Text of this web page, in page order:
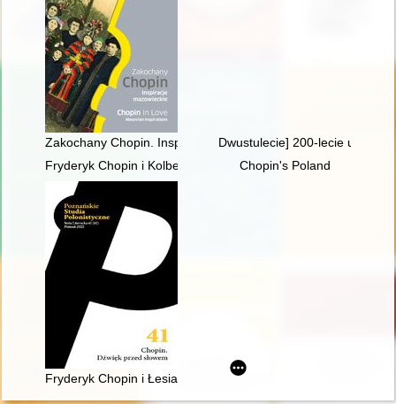
Zakochany Chopin. Inspiracje mazowieckie. Chopin in love.
Dwustulecie] 200-lecie urodzin
Fryderyk Chopin i Kolbergowie. Wspomnienia i inspiracje
Chopin's Poland
Fryderyk Chopin i Łesia Ukrainka : per me